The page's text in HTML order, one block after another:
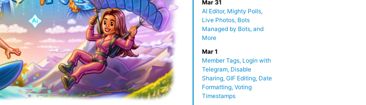
Mar 31
AI Editor, Mighty Polls,
Live Photos, Bots
Managed by Bots, and
More
Mar 1
Member Tags, Login with
Telegram, Disable
Sharing, GIF Editing, Date
Formatting, Voting
Timestamps